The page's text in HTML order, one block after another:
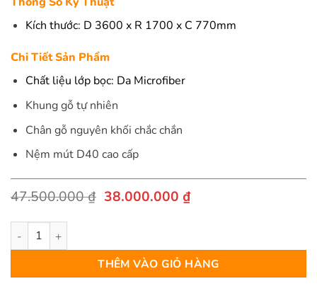
Kích thước: D 3600 x R 1700 x C 770mm
Chi Tiết Sản Phẩm
Chất liệu lớp bọc: Da Microfiber
Khung gỗ tự nhiên
Chân gỗ nguyên khối chắc chắn
Nệm mút D40 cao cấp
47.500.000₫ Giá
38.000.000 ₫Giá
38.000.000 ₫.
Sofa góc L Giada vẻ đẹp đầy mê hoặc Italia số lượng
THÊM VÀO GIỎ HÀNG